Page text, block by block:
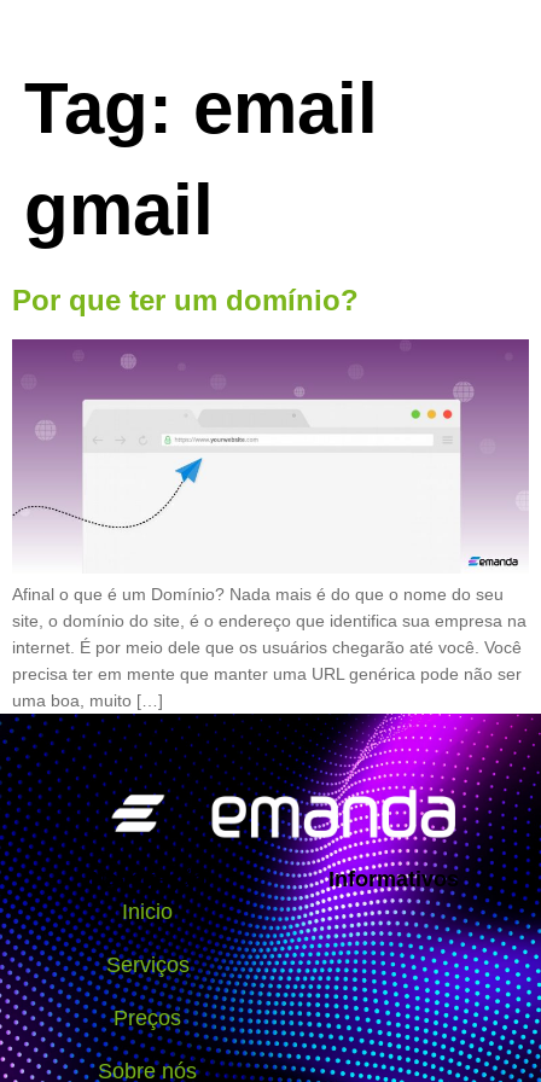
Tag: email
gmail
Por que ter um domínio?
Afinal o que é um Domínio? Nada mais é do que o nome do seu
site, o domínio do site, é o endereço que identifica sua empresa na
internet. É por meio dele que os usuários chegarão até você. Você
precisa ter em mente que manter uma URL genérica pode não ser
uma boa, muito […]
Navegação
Inicio
Serviços
Preços
Sobre nós
Informativos